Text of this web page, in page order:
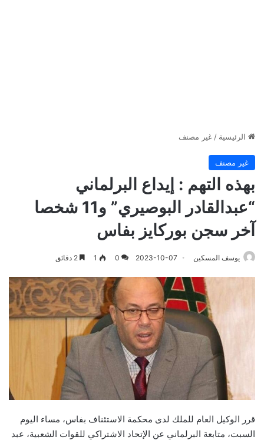
الرئيسية / غير مصنف
غير مصنف
بهذه التهم : إيداع البرلماني
“عبدالقادر البوصيري” و11 شخصا
آخر سجن بوركايز بفاس
يوسف المسكين 2023-10-07
0
1
قرر الوكيل العام للملك لدى محكمة الاستئناف بفاس، مساء اليوم
السبت، متابعة البرلماني عن الإتحاد الاشتراكي للقوات الشعبية، عبد